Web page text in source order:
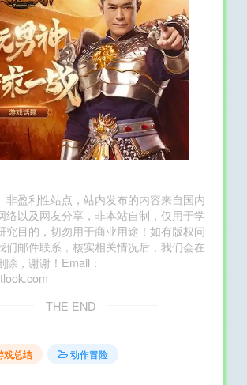
非盈利性站点，站内发布的内容来自国内
络以及网友分享，非本站自制，仅用于学
究目的，切勿用于商业用途！如有版权问
们邮件联系，核实相关情况后，我们会在
除，谢谢！Email：
THE END
戏总结 动作冒险